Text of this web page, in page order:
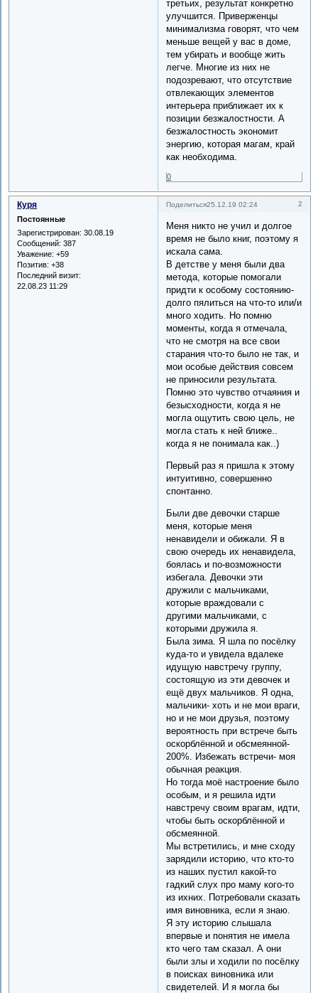
третьих, результат конкретно
улучшится. Приверженцы
минимализма говорят, что чем
меньше вещей у вас в доме,
тем убирать и вообще жить
легче. Многие из них не
подозревают, что отсутствие
отвлекающих элементов
интерьера приближает их к
позиции безжалостности. А
безжалостность экономит
энергию, которая магам, край
как необходима.
0
Поделиться 2
25.12.19 02:24
Куря
Постоянные
Зарегистрирован: 30.08.19
Сообщений: 387
Уважение: +59
Позитив: +38
Последний визит:
22.08.23 11:29
Меня никто не учил и долгое
время не было книг, поэтому я
искала сама.
В детстве у меня были два
метода, которые помогали
придти к особому состоянию-
долго пялиться на что-то или/и
много ходить. Но помню
моменты, когда я отмечала,
что не смотря на все свои
старания что-то было не так, и
мои особые действия совсем
не приносили результата.
Помню это чувство отчаяния и
безысходности, когда я не
могла ощутить свою цель, не
могла стать к ней ближе..
когда я не понимала как..)
Первый раз я пришла к этому
интуитивно, совершенно
спонтанно.
Были две девочки старше
меня, которые меня
ненавидели и обижали. Я в
свою очередь их ненавидела,
боялась и по-возможности
избегала. Девочки эти
дружили с мальчиками,
которые враждовали с
другими мальчиками, с
которыми дружила я.
Была зима. Я шла по посёлку
куда-то и увидела вдалеке
идущую навстречу группу,
состоящую из эти девочек и
ещё двух мальчиков. Я одна,
мальчики- хоть и не мои враги,
но и не мои друзья, поэтому
вероятность при встрече быть
оскорблённой и обсмеянной-
200%. Избежать встречи- моя
обычная реакция.
Но тогда моё настроение было
особым, и я решила идти
навстречу своим врагам, идти,
чтобы быть оскорблённой и
обсмеянной.
Мы встретились, и мне сходу
зарядили историю, что кто-то
из наших пустил какой-то
гадкий слух про маму кого-то
из ихних. Потребовали сказать
имя виновника, если я знаю.
Я эту историю слышала
впервые и понятия не имела
кто чего там сказал. А они
были злы и ходили по посёлку
в поисках виновника или
свидетелей. И я могла бы